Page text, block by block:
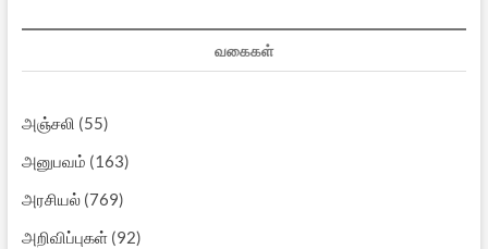
வகைகள்
அஞ்சலி (55)
அனுபவம் (163)
அரசியல்(769)
அறிவிப்புகள்(92)